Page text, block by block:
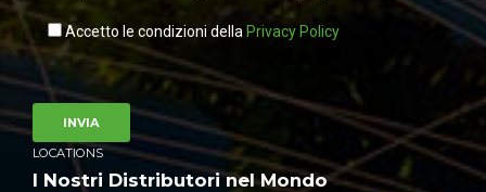
Accetto le condizioni della Privacy Policy
LOCATIONS
I Nostri Distributori nel Mondo